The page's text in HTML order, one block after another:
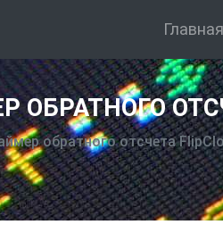
Главная
ОБРАТНОГО
обратного отсчета